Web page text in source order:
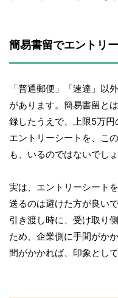
簡易書留でエントリ
「普通郵便」「速達」以
があります。簡易書留と
録したうえで、上限5万円
エントリーシートを、こ
も、いるのではないでしょ
実は、エントリーシート
送るのは避けた方が良い
引き渡し時に、受け取り
ため、企業側に手間がか
間がかかれば、印象とし